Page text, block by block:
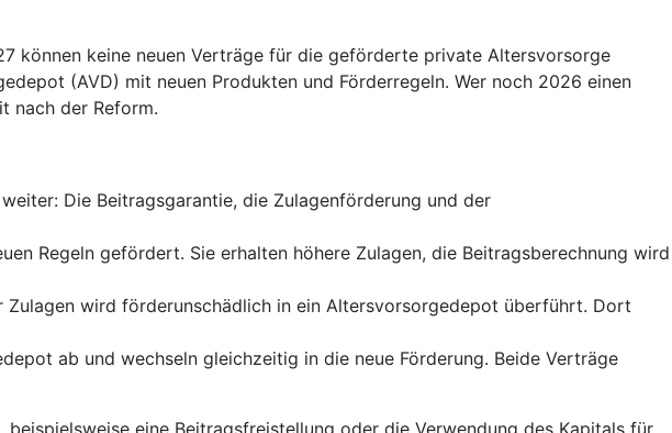
können keine neuen Verträge für die geförderte private Altersvorsorge
(AVD) mit neuen Produkten und Förderregeln. Wer noch 2026 einen
nach der Reform.
Die Beitragsgarantie, die Zulagenförderung und der
Regeln gefördert. Sie erhalten höhere Zulagen, die Beitragsberechnung wird
Zulagen wird förderunschädlich in ein Altersvorsorgedepot überführt. Dort
ab und wechseln gleichzeitig in die neue Förderung. Beide Verträge
eine Beitragsfreistellung oder die Verwendung des Kapitals für